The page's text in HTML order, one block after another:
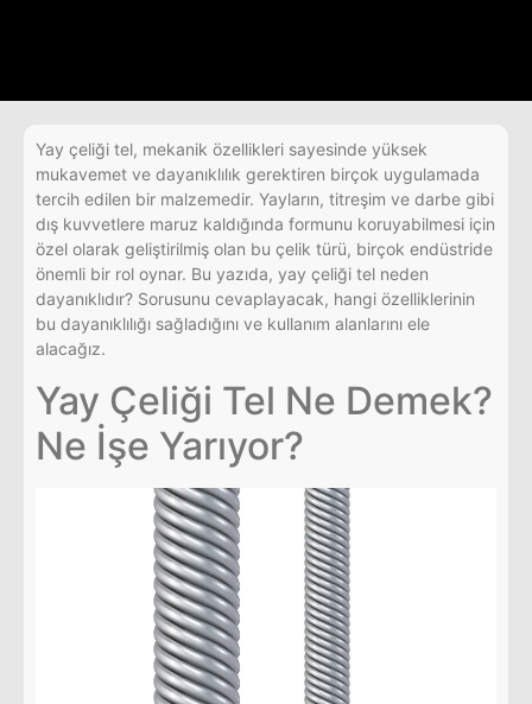
Yay çeliği tel, mekanik özellikleri sayesinde yüksek
mukavemet ve dayanıklılık gerektiren birçok uygulamada
tercih edilen bir malzemedir. Yayların, titreşim ve darbe gibi
dış kuvvetlere maruz kaldığında formunu koruyabilmesi için
özel olarak geliştirilmiş olan bu çelik türü, birçok endüstride
önemli bir rol oynar. Bu yazıda, yay çeliği tel neden
dayanıklıdır? Sorusunu cevaplayacak, hangi özelliklerinin
bu dayanıklılığı sağladığını ve kullanım alanlarını ele
alacağız.
Yay Çeliği Tel Ne Demek?
Ne İşe Yarıyor?